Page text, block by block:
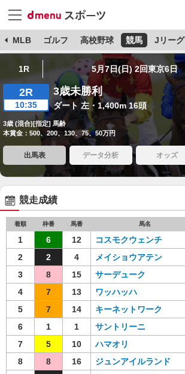
MLB ゴルフ 高校野球 競馬 Jリーグ
1R 5月7日(日) 2回東京6日
2R
10:35
3歳未勝利
ダート 左・1,400m 16頭
3歳 (混合)[指定] 馬齢
本賞金：500、200、130、75、50万円
出馬表 データ分析 オッズ
競走成績
着順 枠番 馬番 馬名
1 6 12 コスモクウェンチ
2
2 4 メイショウアテン
3
8 15 サーデューク
4
7 13 ワッハッハ
5
7 14 キーネットワーク
6
1 1 サントリーニ
7
5 10 ハマオリ
8
8 16 ジュンアイルランド